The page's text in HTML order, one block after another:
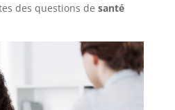
des questions de santé